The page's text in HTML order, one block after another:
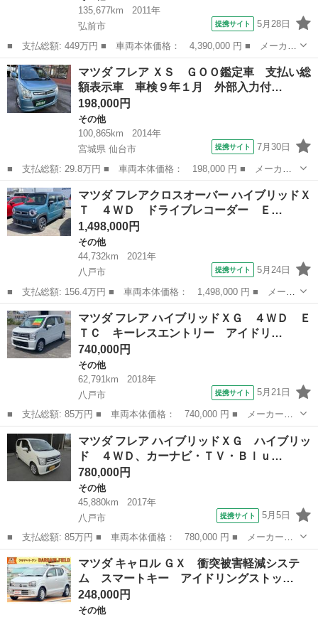
135,677km
2011年
弘前市
提携サイト 5月28日
■ 支払総額: 449万円 ■ 車両本体価格： 4,390,000 円 ■ メーカー
名： マツダ ■ 車種名： タイタントラック ■ グレード名：
車両運搬車 積載３，０００ｋｇ ＡＴ 荷台長４３０ｃｍ幅１８８
ｃｍ ＳＫ...
青森 弘前市 その他
マツダ フレア ＸＳ ＧＯＯ鑑定車 支払い総
額表示車 車検９年１月 外部入力付…
198,000円
その他
100,865km
2014年
宮城県 仙台市
提携サイト 7月30日
■ 支払総額: 29.8万円 ■ 車両本体価格： 198,000 円 ■ メーカー
名： マツダ ■ 車種名： フレア ■ グレード名： ＸＳ ＧＯＯ
鑑定車 支払い総額表示車 車検９年１月 外部入力付オーディオ
プッシュスタ...
宮城 仙台市 その他
マツダ フレアクロスオーバー ハイブリッドＸ
Ｔ ４ＷＤ ドライブレコーダー Ｅ…
1,498,000円
その他
44,732km
2021年
八戸市
提携サイト 5月24日
■ 支払総額: 156.4万円 ■ 車両本体価格： 1,498,000 円 ■ メーカ
ー名： マツダ ■ 車種名： フレアクロスオーバー ■ グレード
名： ハイブリッドＸＴ ４ＷＤ ドライブレコーダー ＥＴＣ 全
周囲カメラ...
青森 八戸市 その他
マツダ フレア ハイブリッドＸＧ ４ＷＤ Ｅ
ＴＣ キーレスエントリー アイドリ…
740,000円
その他
62,791km
2018年
八戸市
提携サイト 5月21日
■ 支払総額: 85万円 ■ 車両本体価格： 740,000 円 ■ メーカー
名： マツダ ■ 車種名： フレア ■ グレード名： ハイブリッド
ＸＧ ４ＷＤ ＥＴＣ キーレスエントリー アイドリングストッ
プ 電動格納ミラー...
青森 八戸市 その他
マツダ フレア ハイブリッドＸＧ ハイブリッ
ド ４ＷＤ、カーナビ・ＴＶ・Ｂｌｕ…
780,000円
その他
45,880km
2017年
八戸市
提携サイト 5月5日
■ 支払総額: 85万円 ■ 車両本体価格： 780,000 円 ■ メーカー
名： マツダ ■ 車種名： フレア ■ グレード名： ハイブリッド
ＸＧ ハイブリッド ４ＷＤ、カーナビ・ＴＶ・Ｂｌｕｅｔｏｏｔｈ
対応、ＥＴＣ、ヘ...
青森 八戸市 その他
マツダ キャロル ＧＸ 衝突被害軽減システ
ム スマートキー アイドリングストッ…
248,000円
その他